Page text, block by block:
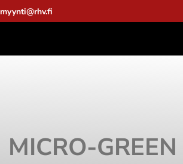
myynti@rhv.fi
MICRO-